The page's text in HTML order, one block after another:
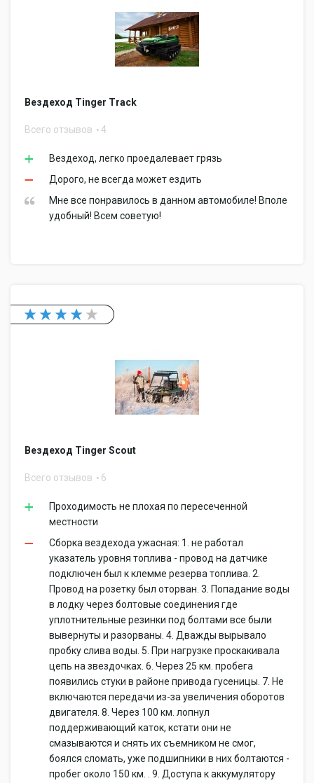
Вездеход Tinger Track
Всего отзывов 4
Вездеход, легко проедалевает грязь
Дорого, не всегда может ездить
Мне все понравилось в данном автомобиле! Вполе
удобный! Всем советую!
Вездеход Tinger Scout
Всего отзывов 6
Проходимость не плохая по пересеченной
местности
Сборка вездехода ужасная: 1. не работал
указатель уровня топлива - провод на датчике
подключен был к клемме резерва топлива. 2.
Провод на розетку был оторван. 3. Попадание воды
в лодку через болтовые соединения где
уплотнительные резинки под болтами все были
вывернуты и разорваны. 4. Дважды вырывало
пробку слива воды. 5. При нагрузке проскакивала
цепь на звездочках. 6. Через 25 км. пробега
появились стуки в районе привода гусеницы. 7. Не
включаются передачи из-за увеличения оборотов
двигателя. 8. Через 100 км. лопнул
поддерживающий каток, кстати они не
смазываются и снять их съемником не смог,
боялся сломать, уже подшипники в них болтаются -
пробег около 150 км. . 9. Доступа к аккумулятору